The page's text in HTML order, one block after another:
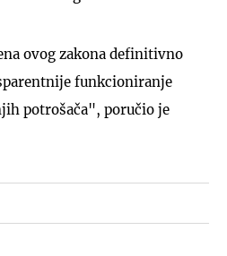
ovog zakona definitivno
funkcioniranje
potrošača", poručio je